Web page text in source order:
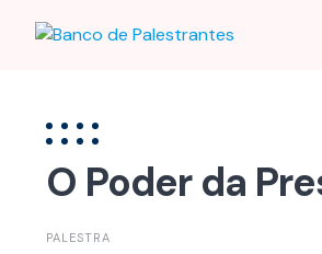
O Poder da
PALESTRA